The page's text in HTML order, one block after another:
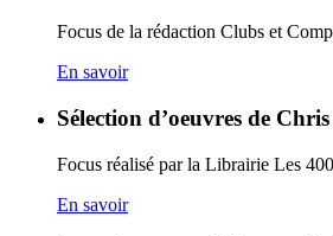
Focus de la rédaction Clubs et
En savoir
Sélection d’oeuvres de
Focus réalisé par la Librairie Les
En savoir